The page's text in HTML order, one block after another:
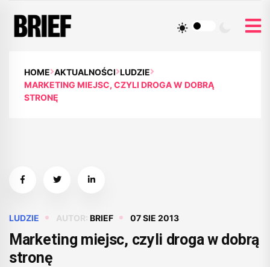
HOME AKTUALNOŚCI LUDZIE
MARKETING MIEJSC, CZYLI DROGA W DOBRĄ
STRONĘ
LUDZIE AUTOR: BRIEF 07 SIE 2013
Marketing miejsc, czyli droga w dobrą
stronę